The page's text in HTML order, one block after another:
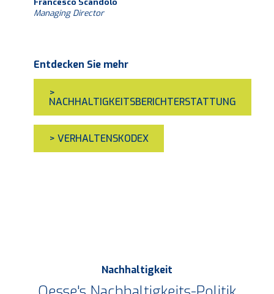
Managing Director
Entdecken Sie mehr
>
NACHHALTIGKEITSBERICHTERSTATTUNG
> VERHALTENSKODEX
Nachhaltigkeit